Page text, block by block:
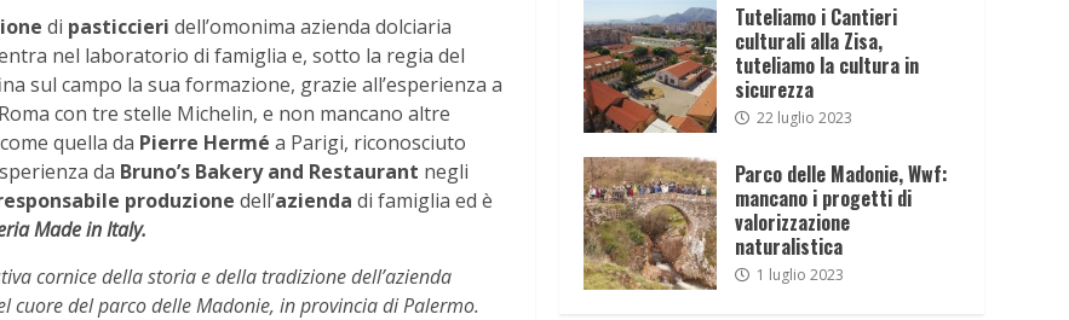
di pasticcieri dell’omonima azienda dolciaria
nel laboratorio di famiglia e, sotto la regia del
sul campo la sua formazione, grazie all’esperienza a
con tre stelle Michelin, e non mancano altre
quella da Pierre Hermé a Parigi, riconosciuto
da Bruno’s Bakery and Restaurant negli
produzione dell’azienda di famiglia ed è
Made in Italy.
cornice della storia e della tradizione dell’azienda
del parco delle Madonie, in provincia di Palermo.
Tuteliamo i Cantieri
culturali alla Zisa,
tuteliamo la cultura in
sicurezza
22 luglio 2023
Parco delle Madonie, Wwf:
mancano i progetti di
valorizzazione
naturalistica
1 luglio 2023